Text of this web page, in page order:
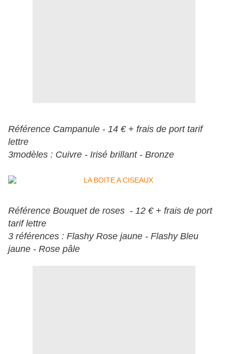
Référence Campanule - 14 € + frais de port tarif
lettre
3modèles : Cuivre - Irisé brillant - Bronze
Référence Bouquet de roses - 12 € + frais de port
tarif lettre
3 références : Flashy Rose jaune - Flashy Bleu
jaune - Rose pâle